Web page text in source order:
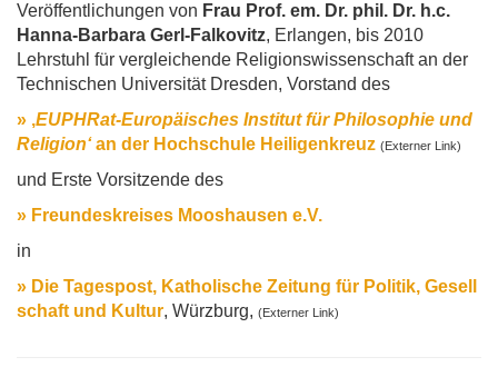
Veröffentlichungen von Frau Prof. em. Dr. phil. Dr. h.c.
Hanna-Barbara Gerl-Falkovitz, Erlangen, bis 2010
Lehrstuhl für vergleichende Religionswissenschaft an der
Technischen Universität Dresden, Vorstand des
» ‚EUPHRat-Europäisches Institut für Philosophie und
Religion‘an der Hochschule Heiligenkreuz (Externer Link)
und Erste Vorsitzende des
» Freundeskreises Mooshausen e.V.
in
» Die Tagespost, Katholische Zeitung für Politik, Gesell
schaft und Kultur, Würzburg, (Externer Link)